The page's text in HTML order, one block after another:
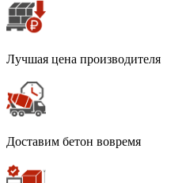
Лучшая цена производителя
Доставим бетон вовремя